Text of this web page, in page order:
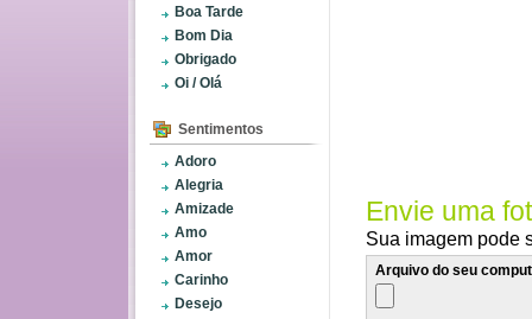
Boa Tarde
Bom Dia
Obrigado
Oi / Olá
Sentimentos
Adoro
Alegria
Amizade
Amo
Amor
Carinho
Desejo
Envie uma
Sua imagem pode
Arquivo do seu